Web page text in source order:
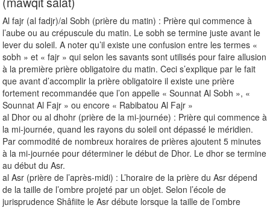
Al fajr (al fadjr)/al Sobh (prière du matin) : Prière qui commence à
l’aube ou au crépuscule du matin. Le sobh se termine juste avant le
lever du soleil. A noter qu’il existe une confusion entre les termes «
sobh » et « fajr » qui selon les savants sont utilisés pour faire allusion
à la première prière obligatoire du matin. Ceci s’explique par le fait
que avant d’accomplir la prière obligatoire il existe une prière
fortement recommandée que l’on appelle « Sounnat Al Sobh », «
Sounnat Al Fajr » ou encore « Rabibatou Al Fajr »
al Dhor ou al dhohr (prière de la mi-journée) : Prière qui commence à
la mi-journée, quand les rayons du soleil ont dépassé le méridien.
Par commodité de nombreux horaires de prières ajoutent 5 minutes
à la mi-journée pour déterminer le début de Dhor. Le dhor se termine
au début du Asr.
al Asr (prière de l’après-midi) : L’horaire de la prière du Asr dépend
de la taille de l’ombre projeté par un objet. Selon l’école de
jurisprudence Shâfiite le Asr débute lorsque la taille de l’ombre